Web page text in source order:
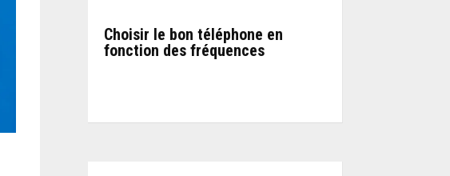
Choisir le bon téléphone en
fonction des fréquences